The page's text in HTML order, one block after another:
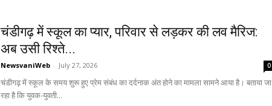
चंडीगढ़ में स्कूल का प्यार, परिवार से लड़कर की लव मैरिज:
अब उसी रिश्ते...
NewsvaniWeb - July 27, 2026 0
चंडीगढ़ में स्कूल के समय शुरू हुए प्रेम संबंध का दर्दनाक अंत होने का मामला सामने आया है। बताया जा
रहा है कि युवक-युवती...